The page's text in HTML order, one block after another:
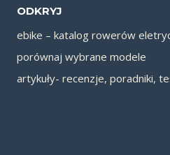
ODKRYJ
ebike – katalog rowerów
porównaj wybrane modele
artykuły- recenzje, poradniki,